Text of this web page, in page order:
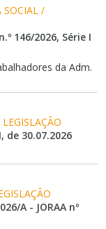
SOCIAL /
146/2026, Série I
da Adm.
de 30.07.2026
A - JORAA nº